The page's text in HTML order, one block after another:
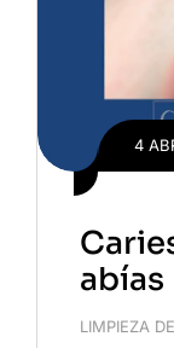
4
abías
LIMPIEZA